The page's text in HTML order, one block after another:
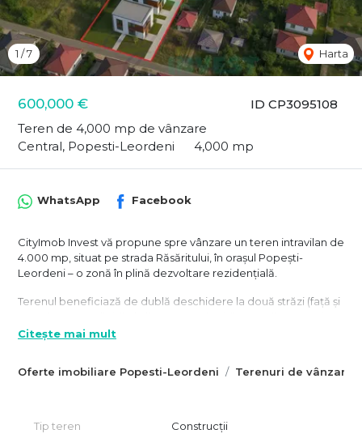
ID CP3095108
600,000 €
Teren de 4,000 mp de vânzare
Central, Popesti-Leordeni
4,000 mp
1 /7 Harta
Oferte imobiliare Popesti-Leordeni Terenuri de vânzare
WhatsApp Facebook
CityImob Invest vă propune spre vânzare un teren intravilan de
4.000 mp, situat pe strada Răsăritului, în orașul Popești-
Leordeni – o zonă în plină dezvoltare rezidențială.
Terenul beneficiază de dublă deschidere la două străzi (față și
curent electric, gaze, fibră optică – iar strada de acces este
Forma trapezoidală, cu deschidere de 30 ml și adâncime de
în zona 2Lp – locuințe individuale cu regim de înălțime maxim
Citește mai mult
Tip teren Construcții